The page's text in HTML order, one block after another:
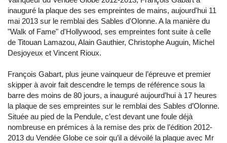
inauguré la plaque des ses empreintes de mains, aujourd'hui 11
mai 2013 sur le remblai des Sables d'Olonne. A la manière du
"Walk of Fame" d'Hollywood, ses empreintes font suite à celle
de Titouan Lamazou, Alain Gauthier, Christophe Auguin, Michel
Desjoyeux et Vincent Rioux.
François Gabart, plus jeune vainqueur de l’épreuve et premier
skipper à avoir fait descendre le temps de référence sous la
barre des moins de 80 jours, a inauguré aujourd’hui à 17 heures
la plaque de ses empreintes sur le remblai des Sables d’Olonne.
Située au pied de la Pendule, c’est devant une foule déjà
nombreuse en prémices à la remise des prix de l’édition 2012-
2013 du Vendée Globe ce soir qu’il a dévoilé la plaque avec Mr